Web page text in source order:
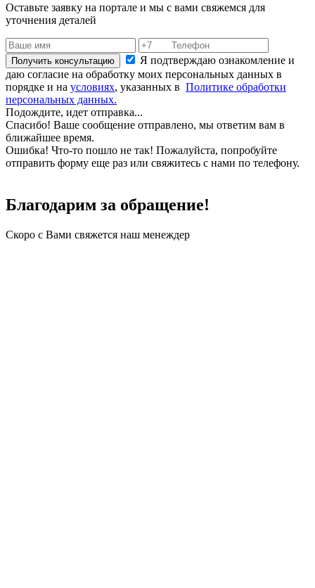
Оставьте заявку на портале и мы с вами свяжемся для
уточнения деталей
Получить консультацию
Я подтверждаю ознакомление и
даю согласие на обработку моих персональных данных в
порядке и на условиях, указанных в Политике обработки
персональных данных.
Подождите, идет отправка...
Спасибо! Ваше сообщение отправлено, мы ответим вам в
ближайшее время.
Ошибка! Что-то пошло не так! Пожалуйста, попробуйте
отправить форму еще раз или свяжитесь с нами по телефону.
Благодарим за обращение!
Скоро с Вами свяжется наш менеждер